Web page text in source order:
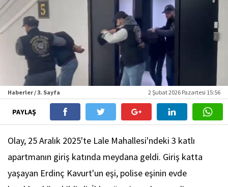
Haberler / 3. Sayfa 2 Şubat 2026 Pazartesi 15:56
PAYLAŞ
Olay, 25 Aralık 2025'te Lale Mahallesi'ndeki 3 katlı
apartmanın giriş katında meydana geldi. Giriş katta
yaşayan Erdinç Kavurt'un eşi, polise eşinin evde